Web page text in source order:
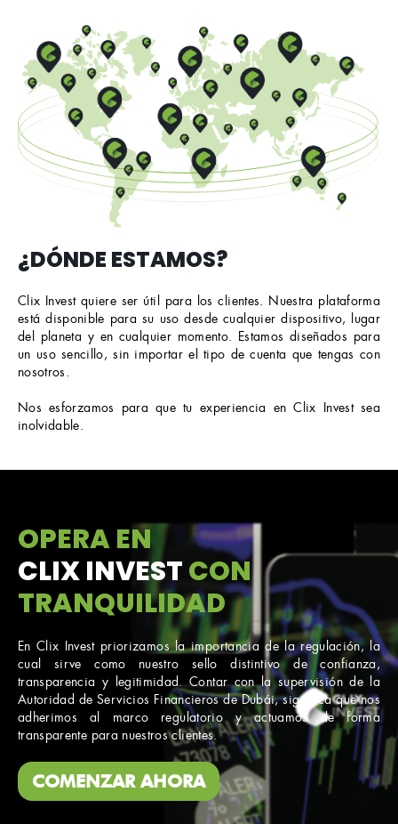
¿DÓNDE ESTAMOS?
Clix Invest quiere ser útil para los clientes. Nuestra plataforma
está disponible para su uso desde cualquier dispositivo, lugar
del planeta y en cualquier momento. Estamos diseñados para
un uso sencillo, sin importar el tipo de cuenta que tengas con
nosotros.
Nos esforzamos para que tu experiencia en Clix Invest sea
inolvidable.
OPERA EN
CLIX INVESTCON
TRANQUILIDAD
En Clix Invest priorizamos la importancia de la regulación, la
cual sirve como nuestro sello distintivo de confianza,
transparencia y legitimidad. Contar con la supervisión de la
Autoridad de Servicios Financieros de Dubái, significa que nos
adherimos al marco regulatorio y actuamos de forma
transparente para nuestros clientes.
COMENZAR AHORA